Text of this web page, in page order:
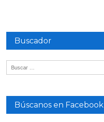
Buscador
Búscanos en Facebook